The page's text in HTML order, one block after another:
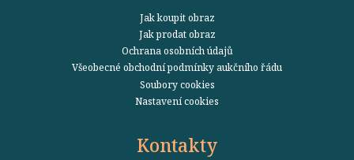
Jak koupit obraz
Jak prodat obraz
Ochrana osobních údajů
Všeobecné obchodní podmínky aukčního řádu
Soubory cookies
Nastavení cookies
Kontakty